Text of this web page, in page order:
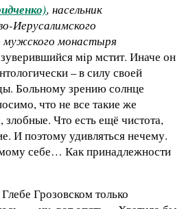
, насельник
Иерусалимского
мужского монастыря
мiр мстит. Иначе он
– в силу своей
Больному зрению солнце
что не все такие же
злобные. Что есть ещё чистота,
И поэтому удивляться нечему.
себе… Как принадлежности
Грозовском только